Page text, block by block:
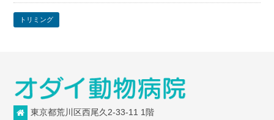
トリミング
東京都荒川区西尾久2-33-11 1階